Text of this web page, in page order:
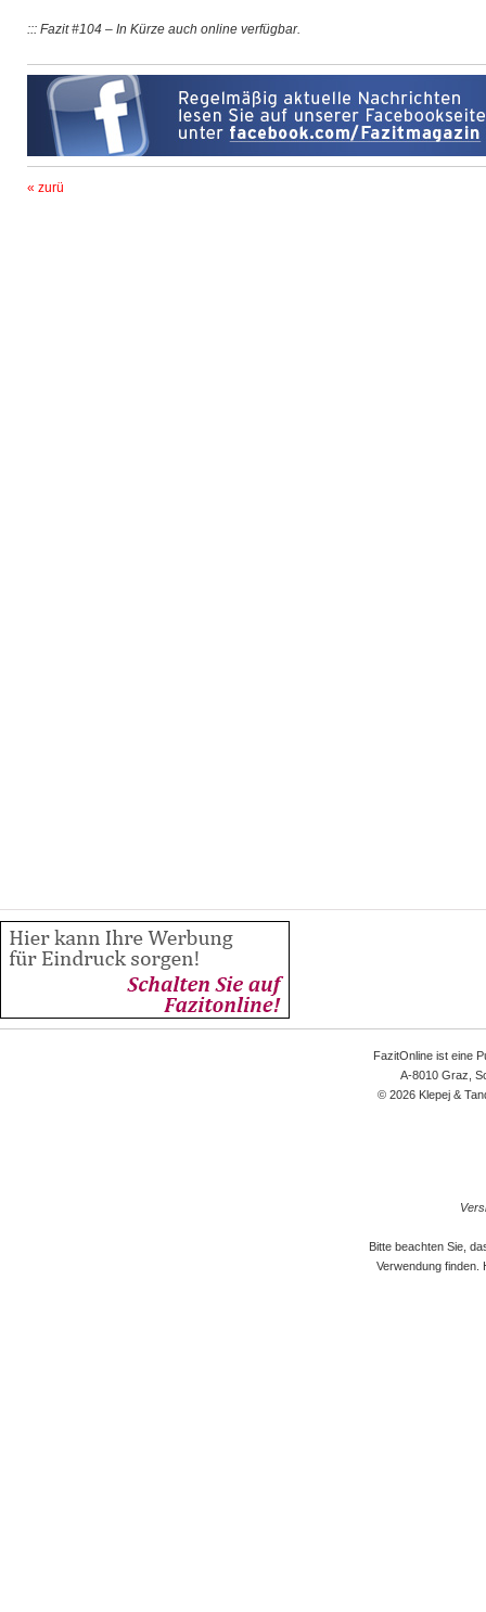
::: Fazit #104 – In Kürze auch online verfügbar.
« zurü
FazitOnline ist eine
A-8010 Graz,
© 2026 Klepej &
Bitte beachten Sie,
Verwendung finden.